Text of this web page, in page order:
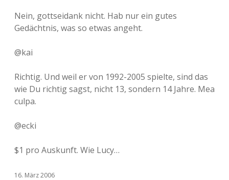
Nein, gottseidank nicht. Hab nur ein gutes
Gedächtnis, was so etwas angeht.
@kai
Richtig. Und weil er von 1992-2005 spielte, sind das
wie Du richtig sagst, nicht 13, sondern 14 Jahre. Mea
culpa.
@ecki
$1 pro Auskunft. Wie Lucy…
16. März 2006